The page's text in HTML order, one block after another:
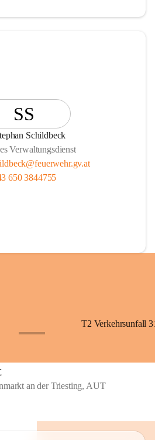
SS
Schildbeck
Verwaltungsdienst
650 3844755
T2 Verkehrsunfall
an der Triesting, AUT